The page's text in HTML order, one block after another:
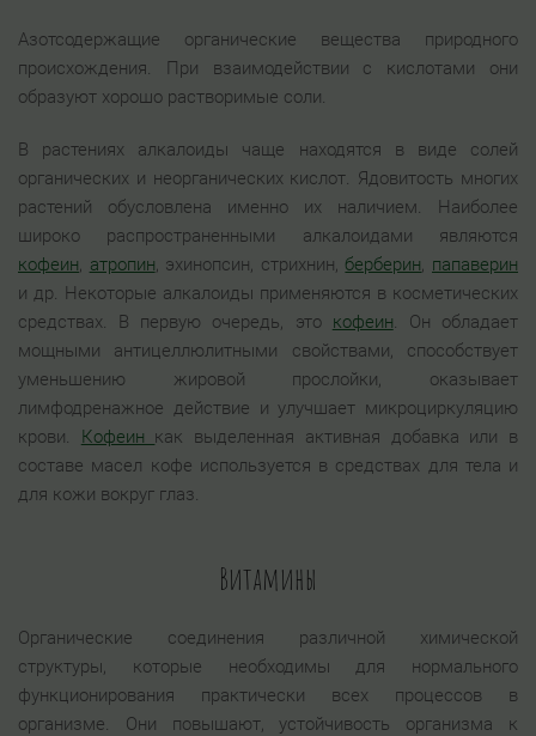
Азотсодержащие органические вещества природного
происхождения. При взаимодействии с кислотами они
образуют хорошо растворимые соли.
В растениях алкалоиды чаще находятся в виде солей
органических и неорганических кислот. Ядовитость многих
растений обусловлена именно их наличием. Наиболее
широко распространенными алкалоидами являются
кофеин, атропин, эхинопсин, стрихнин, берберин, папаверин
и др. Некоторые алкалоиды применяются в косметических
средствах. В первую очередь, это кофеин. Он обладает
мощными антицеллюлитными свойствами, способствует
уменьшению жировой прослойки, оказывает
лимфодренажное действие и улучшает микроциркуляцию
крови. Кофеин как выделенная активная добавка или в
составе масел кофе используется в средствах для тела и
для кожи вокруг глаз.
Витамины
Органические соединения различной химической
структуры, которые необходимы для нормального
функционирования практически всех процессов в
организме. Они повышают, устойчивость организма к